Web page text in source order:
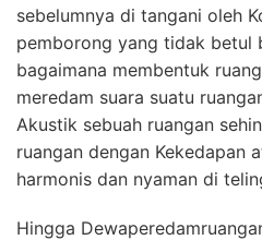
sebelumnya di tangani oleh
pemborong yang tidak betul
bagaimana membentuk
meredam suara suatu
Akustik sebuah ruangan
ruangan dengan Kekedapan
harmonis dan nyaman di
Hingga